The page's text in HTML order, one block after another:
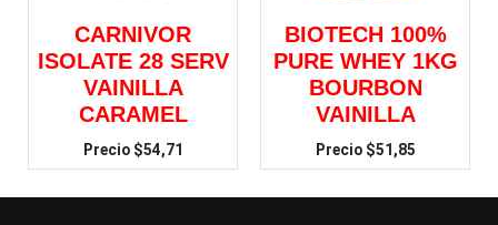
CARNIVOR
ISOLATE 28 SERV
VAINILLA
CARAMEL
$54,71
BIOTECH 100%
PURE WHEY 1KG
BOURBON
VAINILLA
$51,85